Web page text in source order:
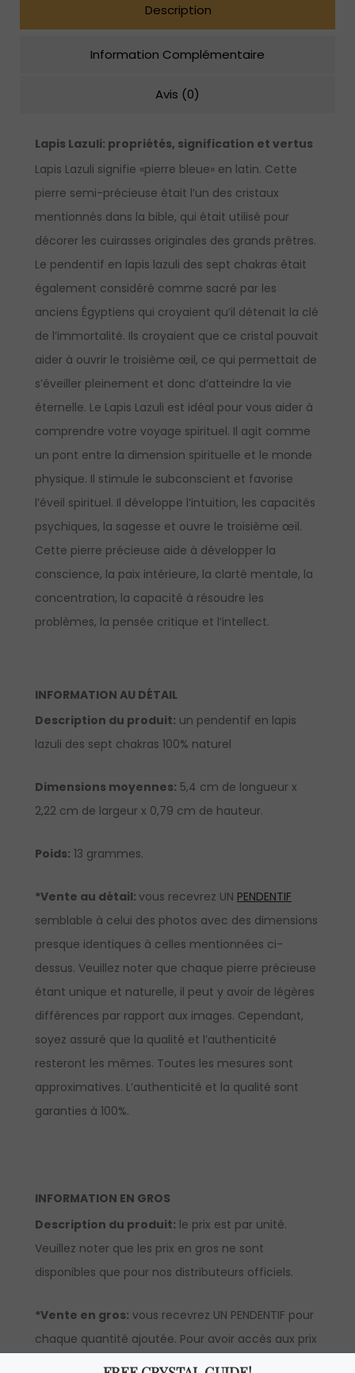
Description
Information Complémentaire
Avis (0)
Lapis Lazuli: propriétés, signification et vertus
Lapis Lazuli signifie «pierre bleue» en latin. Cette
pierre semi-précieuse était l’un des cristaux
mentionnés dans la bible, qui était utilisé pour
décorer les cuirasses originales des grands prêtres.
Le pendentif en lapis lazuli des sept chakras était
également considéré comme sacré par les
anciens Égyptiens qui croyaient qu’il détenait la clé
de l’immortalité. Ils croyaient que ce cristal pouvait
aider à ouvrir le troisième œil, ce qui permettait de
s’éveiller pleinement et donc d’atteindre la vie
éternelle. Le Lapis Lazuli est idéal pour vous aider à
comprendre votre voyage spirituel. Il agit comme
un pont entre la dimension spirituelle et le monde
physique. Il stimule le subconscient et favorise
l’éveil spirituel. Il développe l’intuition, les capacités
psychiques, la sagesse et ouvre le troisième œil.
Cette pierre précieuse aide à développer la
conscience, la paix intérieure, la clarté mentale, la
concentration, la capacité à résoudre les
problèmes, la pensée critique et l’intellect.
INFORMATION AU DÉTAIL
Description du produit: un pendentif en lapis
lazuli des sept chakras 100% naturel
Dimensions moyennes: 5,4 cm de longueur x
2,22 cm de largeur x 0,79 cm de hauteur.
Poids: 13 grammes.
*Vente au détail: vous recevrez UN PENDENTIF
semblable à celui des photos avec des dimensions
presque identiques à celles mentionnées ci-
dessus. Veuillez noter que chaque pierre précieuse
étant unique et naturelle, il peut y avoir de légères
différences par rapport aux images. Cependant,
soyez assuré que la qualité et l’authenticité
resteront les mêmes. Toutes les mesures sont
approximatives. L’authenticité et la qualité sont
garanties à 100%.
INFORMATION EN GROS
Description du produit: le prix est par unité.
Veuillez noter que les prix en gros ne sont
disponibles que pour nos distributeurs officiels.
*Vente en gros: vous recevrez UN PENDENTIF pour
chaque quantité ajoutée. Pour avoir accès aux prix
demande